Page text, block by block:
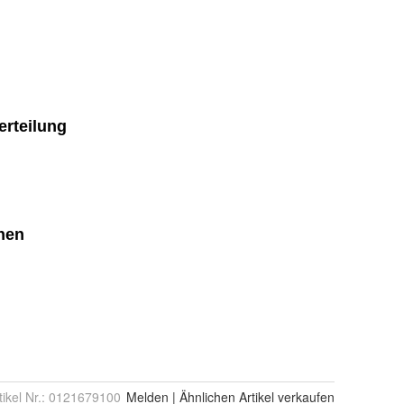
Nr.: 0121679100 Melden | Ähnlichen Artikel verkaufen